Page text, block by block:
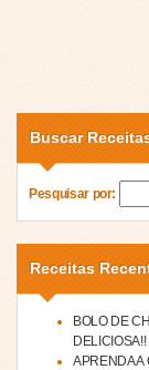
Buscar
Pesquisar por:
Receitas
BOLO DE
DELICIOSA!!
APRENDA A